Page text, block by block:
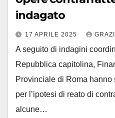
indagato
17 APRILE 2025
A seguito di indagini
Repubblica capitolina,
Provinciale di Roma hanno
per l’ipotesi di reato di
alcune…